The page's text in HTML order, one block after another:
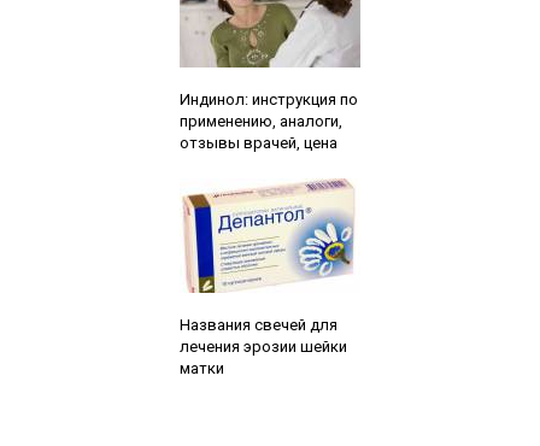
Индинол: инструкция по
применению, аналоги,
отзывы врачей, цена
Названия свечей для
лечения эрозии шейки
матки